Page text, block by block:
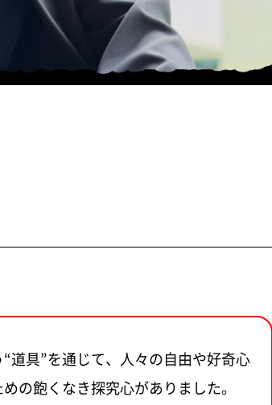
道具”を通じて、人々の自由や好奇心
の飽くなき探究心がありました。